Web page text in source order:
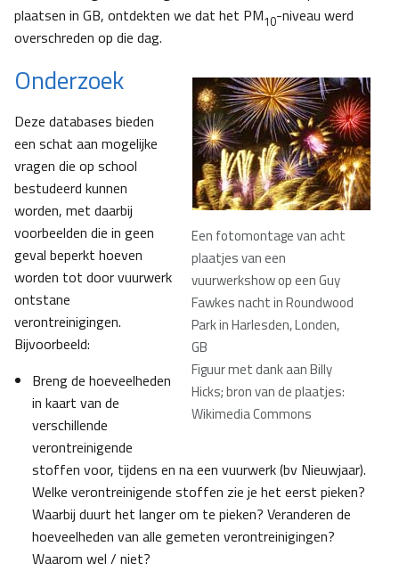
plaatsen in GB, ontdekten we dat het PM10-niveau werd
overschreden op die dag.
Een fotomontage van acht
plaatjes van een
vuurwerkshow op een Guy
Fawkes nacht in Roundwood
Park in Harlesden, Londen,
GB
Figuur met dank aan Billy
Hicks; bron van de plaatjes:
Wikimedia Commons
Onderzoek
Deze databases bieden
een schat aan mogelijke
vragen die op school
bestudeerd kunnen
worden, met daarbij
voorbeelden die in geen
geval beperkt hoeven
worden tot door vuurwerk
ontstane
verontreinigingen.
Bijvoorbeeld:
Breng de hoeveelheden
in kaart van de
verschillende
verontreinigende
stoffen voor, tijdens en na een vuurwerk (bv Nieuwjaar).
Welke verontreinigende stoffen zie je het eerst pieken?
Waarbij duurt het langer om te pieken? Veranderen de
hoeveelheden van alle gemeten verontreinigingen?
Waarom wel / niet?